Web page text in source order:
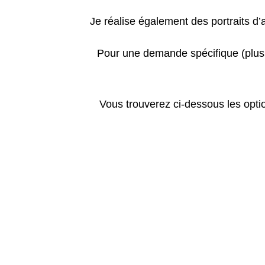
Je réalise également des portraits
Pour une demande spécifique
Vous trouverez ci-dessous les